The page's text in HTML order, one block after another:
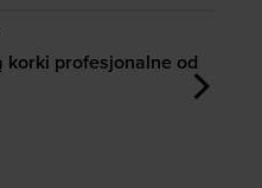
i fana futbolu -
i fana futbolu -
upominek